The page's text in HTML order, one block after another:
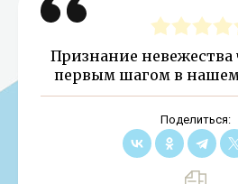
Признание невежества
первым шагом в
Поделиться: